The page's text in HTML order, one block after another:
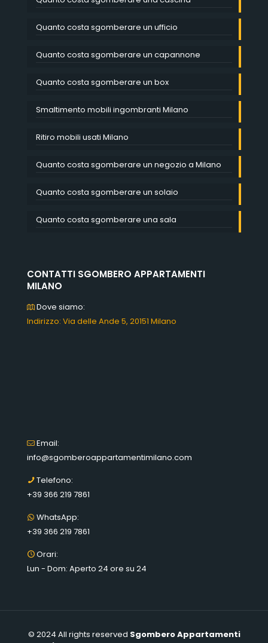
Quanto costa sgomberare un ufficio
Quanto costa sgomberare un capannone
Quanto costa sgomberare un box
Smaltimento mobili ingombranti Milano
Ritiro mobili usati Milano
Quanto costa sgomberare un negozio a Milano
Quanto costa sgomberare un solaio
Quanto costa sgomberare una sala
CONTATTI SGOMBERO APPARTAMENTI
MILANO
Dove siamo:
Indirizzo: Via delle Ande 5, 20151 Milano
Email:
info@sgomberoappartamentimilano.com
Telefono:
+39 366 219 7861
WhatsApp:
+39 366 219 7861
Orari:
Lun - Dom: Aperto 24 ore su 24
© 2024 All rights reserved Sgombero Appartamenti